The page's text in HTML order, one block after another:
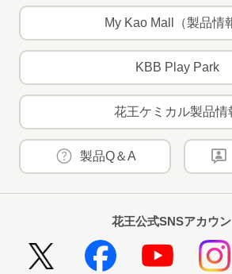
My Kao Mall（製品情
KBB Play Park
花王ケミカル製品情
製品Q＆A
花王公式SNSアカウン